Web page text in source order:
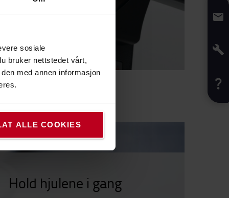
sosiale
bruker nettstedet vårt,
med annen informasjon
ALLE COOKIES
Hold hjulene i gang